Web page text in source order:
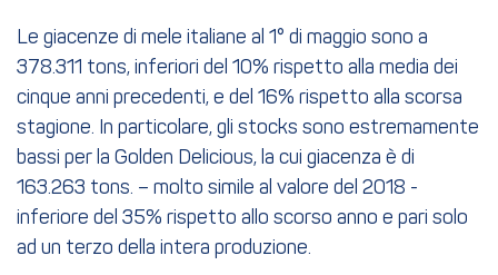
Le giacenze di mele italiane al 1° di maggio sono a
378.311 tons, inferiori del 10% rispetto alla media dei
cinque anni precedenti, e del 16% rispetto alla scorsa
stagione. In particolare, gli stocks sono estremamente
bassi per la Golden Delicious, la cui giacenza è di
163.263 tons. – molto simile al valore del 2018 -
inferiore del 35% rispetto allo scorso anno e pari solo
ad un terzo della intera produzione.